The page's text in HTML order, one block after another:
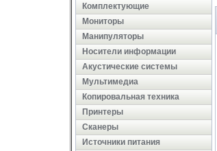
Комплектующие
Мониторы
Манипуляторы
Носители информации
Акустические системы
Мультимедиа
Копировальная техника
Принтеры
Сканеры
Источники питания